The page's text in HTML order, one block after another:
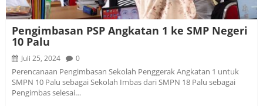
Pengimbasan PSP Angkatan 1 ke SMP Negeri
10 Palu
Juli 25, 2024 0
Perencanaan Pengimbasan Sekolah Penggerak Angkatan 1 untuk
SMPN 10 Palu sebagai Sekolah Imbas dari SMPN 18 Palu sebagai
Pengimbas selesai…